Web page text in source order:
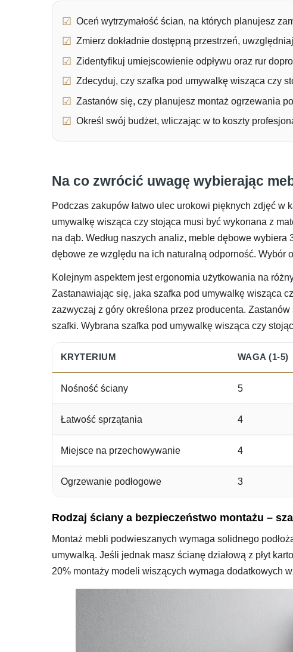
Oceń wytrzymałość ścian, na których planujesz
Zmierz dokładnie dostępną przestrzeń,
Zidentyfikuj umiejscowienie odpływu oraz rur
Zdecyduj, czy szafka pod umywalkę wisząca czy
Zastanów się, czy planujesz montaż ogrzewania
Określ swój budżet, wliczając w to koszty
Na co zwrócić uwagę wybierając
Podczas zakupów łatwo ulec urokowi pięknych zdjęć
umywalkę wisząca czy stojąca musi być wykonana z
na dąb. Według naszych analiz, meble dębowe
dębowe ze względu na ich naturalną odporność. Wybór
Kolejnym aspektem jest ergonomia użytkowania na
Zastanawiając się, jaka szafka pod umywalkę wisząca
zazwyczaj z góry określona przez producenta.
szafki. Wybrana szafka pod umywalkę wisząca czy
KRYTERIUM WAGA (1-5)
Nośność ściany 5
Łatwość sprzątania 4
Miejsce na przechowywanie 4
Ogrzewanie podłogowe 3
Rodzaj ściany a bezpieczeństwo montażu –
Montaż mebli podwieszanych wymaga solidnego
umywalką. Jeśli jednak masz ścianę działową z płyt
20% montaży modeli wiszących wymaga dodatkowych